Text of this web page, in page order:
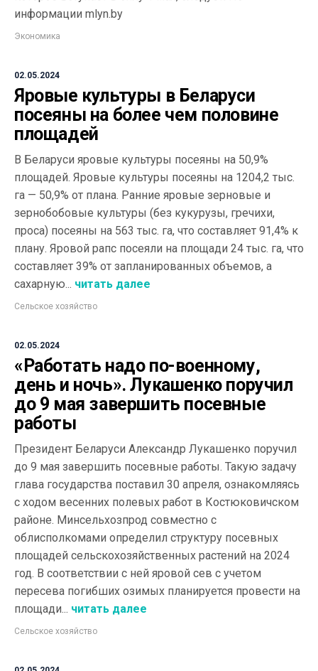
информации mlyn.by
Экономика
02.05.2024
Яровые культуры в Беларуси
посеяны на более чем половине
площадей
В Беларуси яровые культуры посеяны на 50,9%
площадей. Яровые культуры посеяны на 1204,2 тыс.
га — 50,9% от плана. Ранние яровые зерновые и
зернобобовые культуры (без кукурузы, гречихи,
проса) посеяны на 563 тыс. га, что составляет 91,4% к
плану. Яровой рапс посеяли на площади 24 тыс. га, что
составляет 39% от запланированных объемов, а
сахарную... читать далее
Сельское хозяйство
02.05.2024
«Работать надо по-военному,
день и ночь». Лукашенко поручил
до 9 мая завершить посевные
работы
Президент Беларуси Александр Лукашенко поручил
до 9 мая завершить посевные работы. Такую задачу
глава государства поставил 30 апреля, ознакомляясь
с ходом весенних полевых работ в Костюковичском
районе. Минсельхозпрод совместно с
облисполкомами определил структуру посевных
площадей сельскохозяйственных растений на 2024
год. В соответствии с ней яровой сев с учетом
пересева погибших озимых планируется провести на
площади... читать далее
Сельское хозяйство